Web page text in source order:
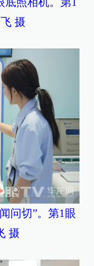
摄
问切”。第1眼
摄